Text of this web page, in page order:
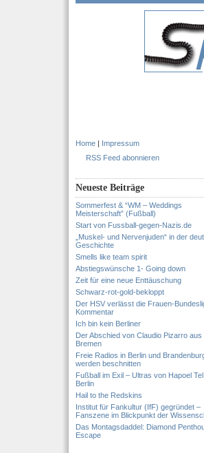
Home | Impressum
RSS Feed abonnieren
Neueste Beiträge
Sommerfest & “WM – Weddings
Meisterschaft” (Fußball)
Start von Fussball-gegen-Nazis.de
„Muskel- und Nervenjuden“ in der
Geschichte
Smells like team spirit
Abstiegswünsche 1- Going down
Zeit für eine neue Enttäuschung
Schwarz-rot-gold-bekloppt
Der HSV verlässt die Frauen-
Kommentar
Ich bin kein Berliner
Der Abschied von Claudio Pizarro aus
Bremen
Freie Radios in Berlin und
werden beschnitten
Fußball im Exil – Ultras von Hapoel
Berlin
Hail to the Redskins
Institut für Fankultur (IfF) gegründet –
Fanszene im Blickpunkt der
Das Montagsdaddel: Diamond
Escape